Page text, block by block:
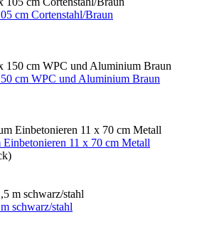
cm Cortenstahl/Braun
cm WPC und Aluminium Braun
11 x 70 cm Metall
schwarz/stahl